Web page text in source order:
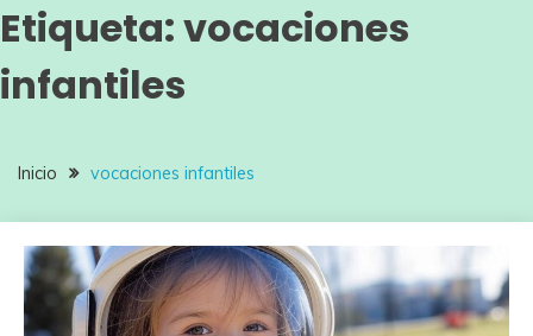
Etiqueta:vocaciones
infantiles
Inicio vocaciones infantiles